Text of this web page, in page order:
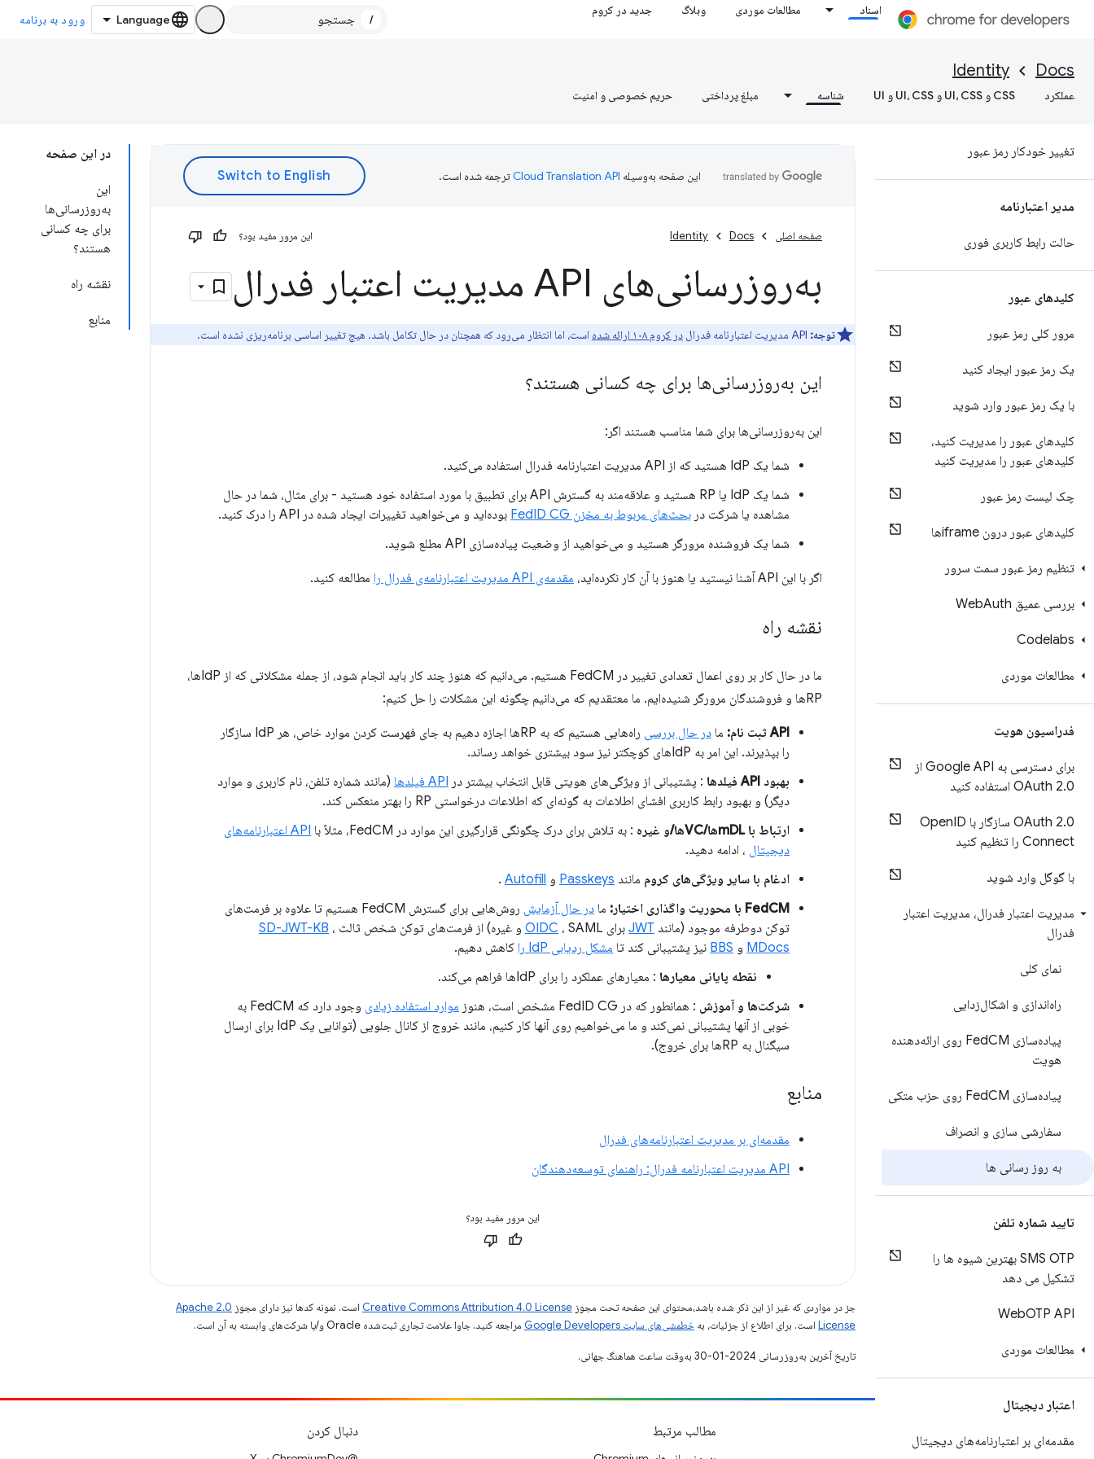
اسناد مطالعات موردی وبلاگ جدید در کروم
/ ورود به برنامه
Docs
Identity
عملکرد CSS و UI، CSS و UI، CSS و UI شناسه مبلغ پرداختی حریم خصوصی و امنیت
بهترین شیوه‌های خروج از سیستم
تغییر خودکار رمز عبور
مدیر اعتبارنامه
حالت رابط کاربری فوری
کلیدهای عبور
مرور کلی رمز عبور
یک رمز عبور ایجاد کنید
با یک رمز عبور وارد شوید
کلیدهای عبور را مدیریت کنید،
کلیدهای عبور را مدیریت کنید
چک لیست رمز عبور
کلیدهای عبور درون iframeها
تنظیم رمز عبور سمت سرور
بررسی عمیق Web Auth
Codelabs
مطالعات موردی
فدراسیون هویت
برای دسترسی به Google API از
OAuth 2.0 استفاده کنید
OAuth 2.0 سازگار با Open
ID
Connect را تنظیم کنید
با گوگل وارد شوید
مدیریت اعتبار فدرال، مدیریت اعتبار
فدرال
نمای کلی
راه‌اندازی و اشکال‌زدایی
پیاده‌سازی Fed
CM روی ارائه‌دهنده
هویت
پیاده‌سازی Fed CM روی حزب متکی
سفارشی سازی و انصراف
به روز رسانی ها
تایید شماره تلفن
SMS OTP بهترین شیوه ها را
تشکیل می دهد
WebOTP API
مطالعات موردی
اعتبار دیجیتال
مقدمه‌ای بر اعتبارنامه‌های دیجیتال
در این صفحه
این
به‌روزرسانی‌ها
برای چه کسانی
هستند؟
نقشه راه
منابع
این صفحه به‌وسیله ترجمه شده است.
صفحه اصلی Docs
Identity این مرور مفید بود؟
به‌روزرسانی‌های API مدیریت اعتبار فدرال
توجه: API مدیریت اعتبارنامه فدرال در کروم ۱۰۸ ارائه شده است، اما انتظار می‌رود که همچنان در حال تکامل باشد. هیچ تغییر اساسی برنامه‌ریزی نشده است.
این به‌روزرسانی‌ها برای چه کسانی هستند؟
این به‌روزرسانی‌ها برای شما مناسب هستند اگر:
شما یک IdP هستید که از API مدیریت اعتبارنامه فدرال استفاده می‌کنید.
شما یک IdP یا RP هستید و علاقه‌مند به گسترش API برای تطبیق با مورد استفاده خود هستید - برای مثال، شما در حال
مشاهده یا شرکت در بحث‌های مربوط به مخزن FedID CG
بوده‌اید و می‌خواهید تغییرات ایجاد شده در API را درک کنید.
شما یک فروشنده مرورگر هستید و می‌خواهید از وضعیت پیاده‌سازی API مطلع شوید.
اگر با این API آشنا نیستید یا هنوز با آن کار نکرده‌اید، مقدمه‌ی API مدیریت اعتبارنامه‌ی فدرال را مطالعه کنید.
نقشه راه
ما در حال کار بر روی اعمال تعدادی تغییر در FedCM هستیم. می‌دانیم که هنوز چند کار باید انجام شود، از جمله مشکلاتی که از IdPها،
RPها و فروشندگان مرورگر شنیده‌ایم. ما معتقدیم که می‌دانیم چگونه این مشکلات را حل کنیم:
API ثبت نام: ما در حال بررسی
راه‌هایی هستیم که به RPها اجازه دهیم به جای فهرست کردن موارد خاص، هر IdP سازگار
را بپذیرند. این امر به IdPهای کوچکتر نیز سود بیشتری خواهد رساند.
بهبود API فیلدها
: پشتیبانی از ویژگی‌های هویتی قابل انتخاب بیشتر در API فیلدها
(مانند شماره تلفن، نام کاربری و موارد
دیگر) و بهبود رابط کاربری افشای اطلاعات به گونه‌ای که اطلاعات درخواستی RP را بهتر منعکس کند.
ارتباط با mDLها/VCها/و غیره
: به تلاش برای درک چگونگی قرارگیری این موارد در FedCM، مثلاً با
API اعتبارنامه‌های
دیجیتال ، ادامه دهید.
ادغام با سایر ویژگی‌های کروم مانند Passkeys و Autofill
.
FedCM با محوریت واگذاری اختیار:
ما در حال آزمایش
روش‌هایی برای گسترش FedCM هستیم تا علاوه بر فرمت‌های
توکن دوطرفه موجود (مانند JWT برای OIDC ، SAML و غیره) از فرمت‌های توکن شخص ثالث SD-JWT-KB ،
MDocs و BBS نیز پشتیبانی کند تا مشکل ردیابی IdP را
کاهش دهیم.
نقطه پایانی معیارها : معیارهای عملکرد را برای IdPها فراهم می‌کند.
شرکت‌ها و آموزش : همانطور که در FedID CG مشخص است، هنوز موارد استفاده زیادی
وجود دارد که FedCM به
خوبی از آنها پشتیبانی نمی‌کند و ما می‌خواهیم روی آنها کار کنیم، مانند خروج از کانال جلویی (توانایی یک IdP برای ارسال
سیگنال به RPها برای خروج).
منابع
مقدمه‌ای بر مدیریت اعتبارنامه‌های فدرال
API مدیریت اعتبارنامه فدرال: راهنمای توسعه‌دهندگان
این مرور مفید بود؟
جز در مواردی که غیر از این ذکر شده باشد،‌محتوای این صفحه تحت مجوز Creative Commons Attribution 4.0 License است. نمونه کدها نیز دارای مجوز Apache 2.0
License است. برای اطلاع از جزئیات، به خطمشی‌های سایت Google Developers‏ مراجعه کنید. جاوا علامت تجاری ثبت‌شده Oracle و/یا شرکت‌های وابسته به آن است.
تاریخ آخرین به‌روزرسانی 2024-01-30 به‌وقت ساعت هماهنگ جهانی.
مطالب مرتبط دنبال کردن